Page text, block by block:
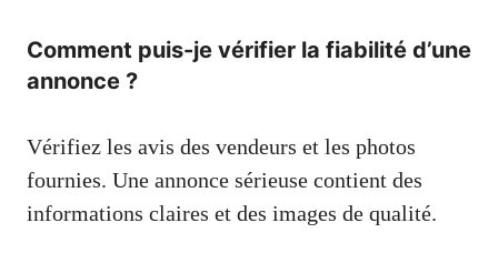
Comment puis-je vérifier la fiabilité d’une
annonce ?
Vérifiez les avis des vendeurs et les photos
fournies. Une annonce sérieuse contient des
informations claires et des images de qualité.